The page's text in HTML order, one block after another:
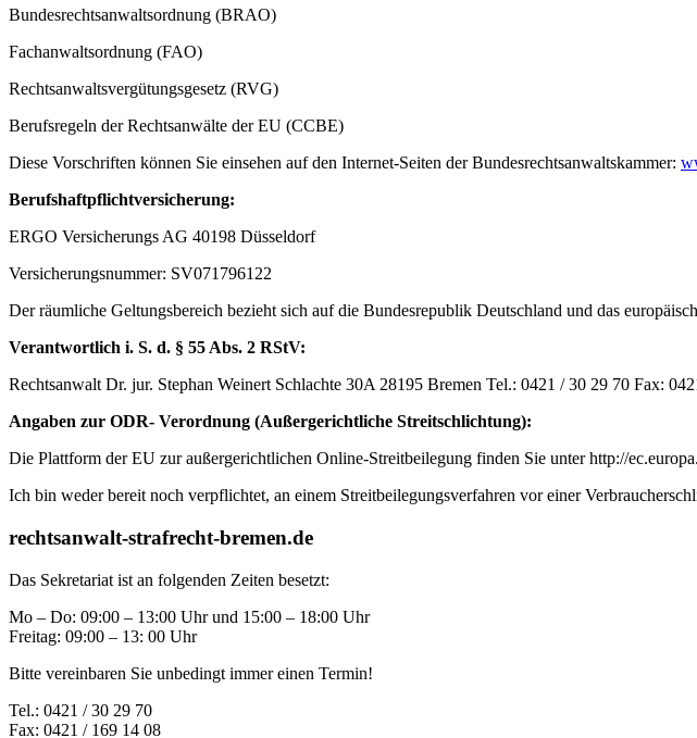
Bundesrechtsanwaltsordnung (BRAO)
Fachanwaltsordnung (FAO)
Rechtsanwaltsvergütungsgesetz (RVG)
Berufsregeln der Rechtsanwälte der EU (CCBE)
Diese Vorschriften können Sie einsehen auf den Internet-Seiten der Bundesrechtsanwaltskammer:
Berufshaftpflichtversicherung:
ERGO Versicherungs AG 40198 Düsseldorf
Versicherungsnummer: SV071796122
Der räumliche Geltungsbereich bezieht sich auf die Bundesrepublik Deutschland und das
Verantwortlich i. S. d. § 55 Abs. 2 RStV:
Rechtsanwalt Dr. jur. Stephan Weinert Schlachte 30A 28195 Bremen Tel.: 0421 / 30 29 70 Fax:
Angaben zur ODR- Verordnung (Außergerichtliche Streitschlichtung):
Die Plattform der EU zur außergerichtlichen Online-Streitbeilegung finden Sie unter http://
Ich bin weder bereit noch verpflichtet, an einem Streitbeilegungsverfahren vor einer
rechtsanwalt-strafrecht-bremen.de
Das Sekretariat ist an folgenden Zeiten besetzt:
Mo – Do: 09:00 – 13:00 Uhr und 15:00 – 18:00 Uhr
Freitag: 09:00 – 13: 00 Uhr
Bitte vereinbaren Sie unbedingt immer einen Termin!
Tel.: 0421 / 30 29 70
Fax: 0421 / 169 14 08